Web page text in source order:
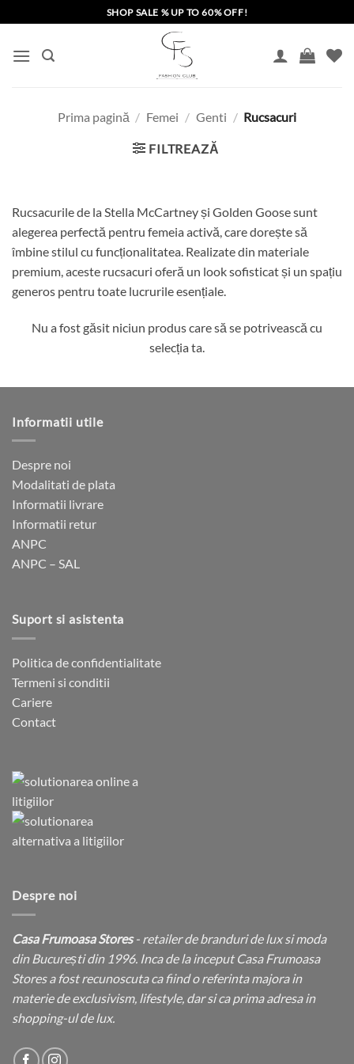
to
content
SHOP SALE % UP TO 60% OFF!
Prima pagină / Femei / Genti / Rucsacuri
FILTREAZĂ
Rucsacurile de la Stella McCartney și Golden Goose sunt
alegerea perfectă pentru femeia activă, care dorește să
îmbine stilul cu funcționalitatea. Realizate din materiale
premium, aceste rucsacuri oferă un look sofisticat și un spațiu
generos pentru toate lucrurile esențiale.
Nu a fost găsit niciun produs care să se potrivească cu
selecția ta.
Informatii utile
Despre noi
Modalitati de plata
Informatii livrare
Informatii retur
ANPC
ANPC – SAL
Suport si asistenta
Politica de confidentialitate
Termeni si conditii
Cariere
Contact
Despre noi
Casa Frumoasa Stores- retailer de branduri de lux si moda
din București din 1996. Inca de la inceput Casa Frumoasa
Stores a fost recunoscuta ca fiind o referinta majora in
materie de exclusivism, lifestyle, dar si ca prima adresa in
shopping-ul de lux.